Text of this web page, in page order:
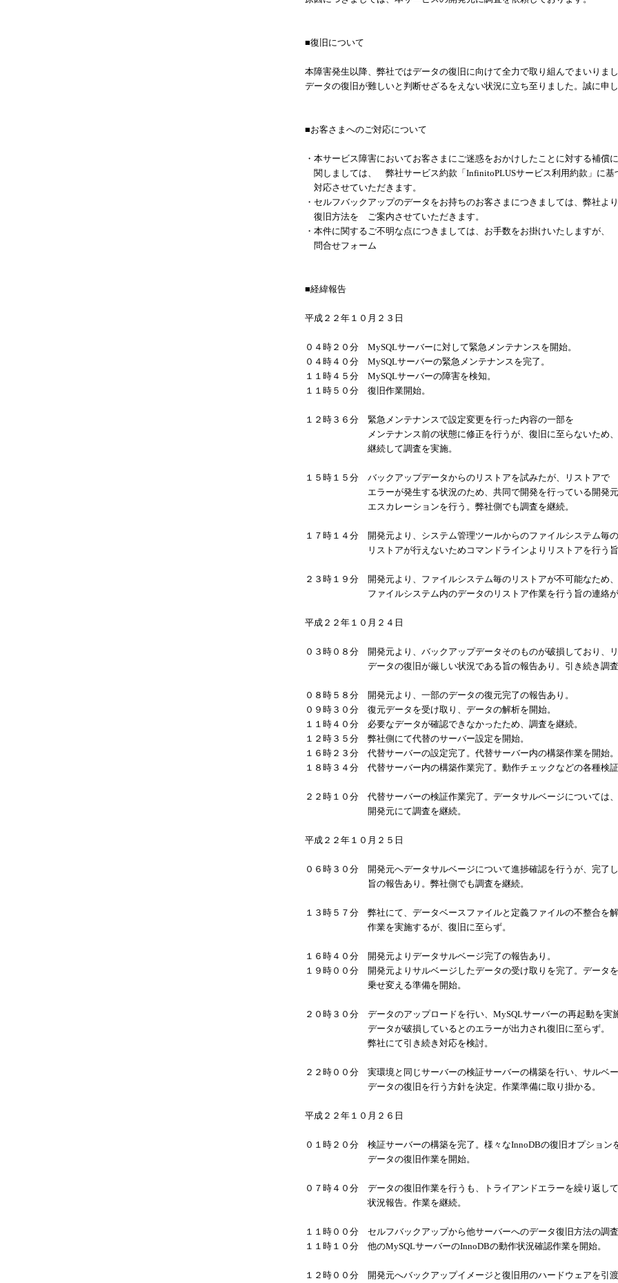
■復旧について
本障害発生以降、弊社ではデータの復旧に向けて全力で取り組んでまいりまし
データの復旧が難しいと判断せざるをえない状況に立ち至りました。誠に申し
■お客さまへのご対応について
・本サービス障害においてお客さまにご迷惑をおかけしたことに対する補償に
関しましては、 弊社サービス約款「 InfinitoPLUSサービス利用約款」に基
対応させていただきます。
・セルフバックアップのデータをお持ちのお客さまにつきましては、弊社より
復旧方法を ご案内させていただきます。
・本件に関するご不明な点につきましては、お手数をお掛けいたしますが、
問合せフォーム
■経緯報告
平成２２年１０月２３日
０４時２０分 MySQLサーバーに対して緊急メンテナンスを開始。
０４時４０分 MySQLサーバーの緊急メンテナンスを完了。
１１時４５分 MySQLサーバーの障害を検知。
１１時５０分 復旧作業開始。
１２時３６分 緊急メンテナンスで設定変更を行った内容の一部を
メンテナンス前の状態に修正を行うが、復旧に至らないため、
継続して調査を実施。
１５時１５分 バックアップデータからのリストアを試みたが、リストアで
エラーが発生する状況のため、共同で開発を行っている開発
エスカレーションを行う。弊社側でも調査を継続。
１７時１４分 開発元より、システム管理ツールからのファイルシステム毎の
リストアが行えないためコマンドラインよりリストアを行う旨の
２３時１９分 開発元より、ファイルシステム毎のリストアが不可能なため、
ファイルシステム内のデータのリストア作業を行う旨の連絡が
平成２２年１０月２４日
０３時０８分 開発元より、バックアップデータそのものが破損しており、
データの復旧が厳しい状況である旨の報告あり。引き続き調査
０８時５８分 開発元より、一部のデータの復元完了の報告あり。
０９時３０分 復元データを受け取り、データの解析を開始。
１１時４０分 必要なデータが確認できなかったため、調査を継続。
１２時３５分 弊社側にて代替のサーバー設定を開始。
１６時２３分 代替サーバーの設定完了。代替サーバー内の構築作業を開始。
１８時３４分 代替サーバー内の構築作業完了。動作チェックなどの各種検証
２２時１０分 代替サーバーの検証作業完了。データサルベージについては、
開発元にて調査を継続。
平成２２年１０月２５日
０６時３０分 開発元へデータサルベージについて進捗確認を行うが、完了
旨の報告あり。弊社側でも調査を継続。
１３時５７分 弊社にて、データベースファイルと定義ファイルの不整合を
作業を実施するが、復旧に至らず。
１６時４０分 開発元よりデータサルベージ完了の報告あり。
１９時００分 開発元よりサルベージしたデータの受け取りを完了。データ
乗せ変える準備を開始。
２０時３０分 データのアップロードを行い、 MySQLサーバーの再起動を実
データが破損しているとのエラーが出力され復旧に至らず。
弊社にて引き続き対応を検討。
２２時００分 実環境と同じサーバーの検証サーバーの構築を行い、サルベ
データの復旧を行う方針を決定。作業準備に取り掛かる。
平成２２年１０月２６日
０１時２０分 検証サーバーの構築を完了。様々なInnoDBの復旧オプション
データの復旧作業を開始。
０７時４０分 データの復旧作業を行うも、トライアンドエラーを繰り返し
状況報告。作業を継続。
１１時００分 セルフバックアップから他サーバーへのデータ復旧方法の調査
１１時１０分 他のMySQLサーバーのInnoDBの動作状況確認作業を開始。
１２時００分 開発元へバックアップイメージと復旧用のハードウェアを引渡